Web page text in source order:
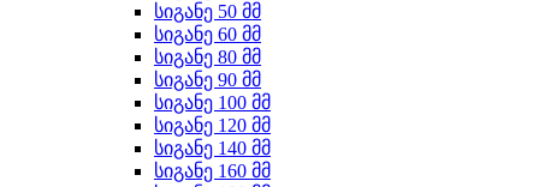
სიგანე 50 მმ
სიგანე 60 მმ
სიგანე 80 მმ
სიგანე 90 მმ
სიგანე 100 მმ
სიგანე 120 მმ
სიგანე 140 მმ
სიგანე 160 მმ